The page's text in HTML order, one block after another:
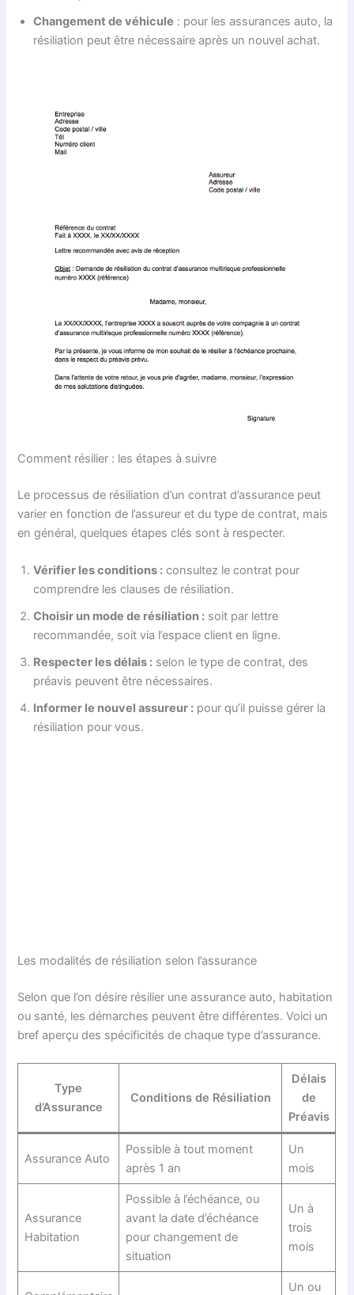
Changement de véhicule : pour les assurances auto, la
résiliation peut être nécessaire après un nouvel achat.
Comment résilier : les étapes à suivre
Le processus de résiliation d’un contrat d’assurance peut
varier en fonction de l’assureur et du type de contrat, mais
en général, quelques étapes clés sont à respecter.
Vérifier les conditions : consultez le contrat pour
comprendre les clauses de résiliation.
Choisir un mode de résiliation : soit par lettre
recommandée, soit via l’espace client en ligne.
Respecter les délais : selon le type de contrat, des
préavis peuvent être nécessaires.
Informer le nouvel assureur : pour qu’il puisse gérer la
résiliation pour vous.
Les modalités de résiliation selon l’assurance
Selon que l’on désire résilier une assurance auto, habitation
ou santé, les démarches peuvent être différentes. Voici un
bref aperçu des spécificités de chaque type d’assurance.
Type
d’Assurance
Conditions de Résiliation
Délais
de
Préavis
Assurance Auto
Possible à tout moment
après 1 an
Un
mois
Assurance
Habitation
Possible à l’échéance, ou
avant la date d’échéance
pour changement de
situation
Un à
trois
mois
Un ou